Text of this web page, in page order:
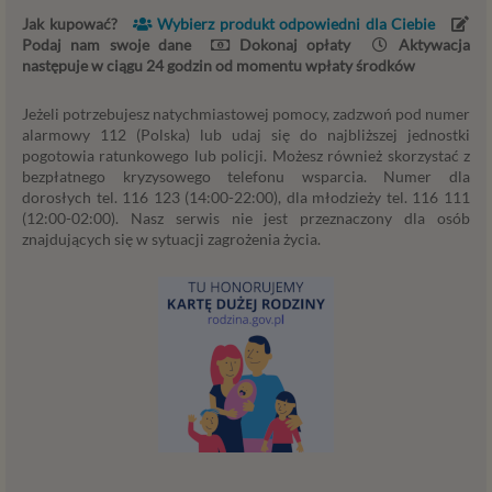
Jak kupować?
Wybierz produkt odpowiedni dla Ciebie
Podaj nam swoje dane
Dokonaj opłaty
Aktywacja
następuje w ciągu 24 godzin od momentu wpłaty środków
Jeżeli potrzebujesz natychmiastowej pomocy, zadzwoń pod numer
alarmowy 112 (Polska) lub udaj się do najbliższej jednostki
pogotowia ratunkowego lub policji. Możesz również skorzystać z
bezpłatnego kryzysowego telefonu wsparcia. Numer dla
dorosłych tel. 116 123 (14:00-22:00), dla młodzieży tel. 116 111
(12:00-02:00). Nasz serwis nie jest przeznaczony dla osób
znajdujących się w sytuacji zagrożenia życia.
użytkowników (np. personalizowanie treści w
usługach) jak również prowadzenie marketingu i
promocji własnych usług administratora
interesujesz się psychologią dziecka i oglądasz
materiały na ten temat w Psychorada.pl to możemy
Ci wyświetlić reklamę na podobny temat).
Twoja dobrowolna zgoda. Aby móc pokazać
interesujące Cię oferty reklamowe (np. produktu lub
usługi, których możesz potrzebować) reklamodawcy
przetwarzania Twoich danych. Udzielenie takiej
zgody jest całkowicie dobrowolne, i jeśli nie chcesz,
nie musisz jej udzielać. Dzięki naszemu rozwiązaniu
masz również możliwość ograniczenia zakresu lub
zmiany zgody w dowolnym momencie.
Twoje dane, w ramach naszych usług, przetwarzane będą
wyłącznie w przypadku posiadania przez nas lub inny